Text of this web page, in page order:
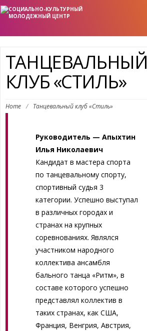
ТАНЦЕВАЛЬНЫЙ
КЛУБ «СТИЛЬ»
Home / Танцевальный клуб «Стиль»
Руководитель — Апыхтин
Илья Николаевич
Кандидат в мастера спорта
по танцевальному спорту,
спортивный судья 3
категории. Успешно выступал
в различных городах и
странах на крупных
соревнованиях. Являлся
участником народного
коллектива ансамбля
бального танца «Ритм», в
составе которого успешно
представлял коллектив в
таких странах, как США,
Франция, Венгрия, Австрия,